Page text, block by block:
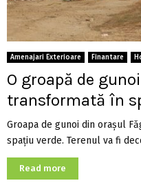
Amenajari Exterioare Finantare
O groapă de
transformată în
Groapa de gunoi din orașul
spațiu verde. Terenul va fi
Read more